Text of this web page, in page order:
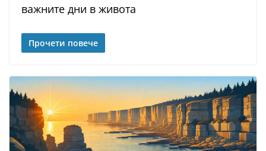
важните дни в живота
Прочети повече